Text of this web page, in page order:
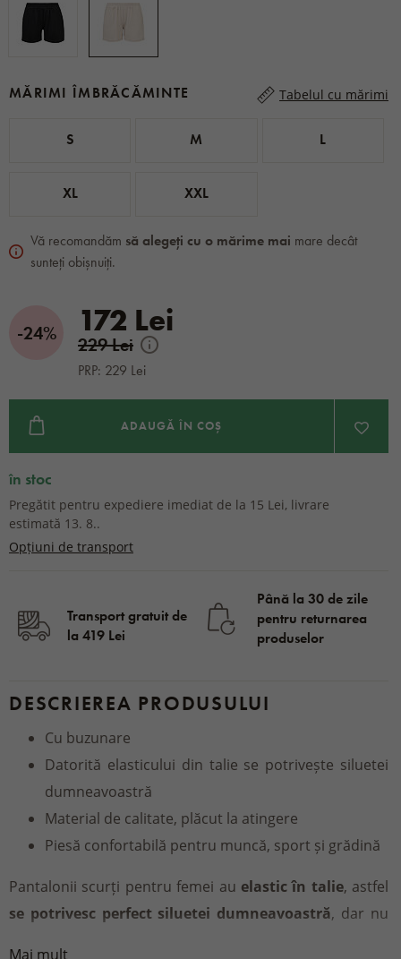
MĂRIMI ÎMBRĂCĂMINTE Tabelul cu mărimi
S M L
XL XXL
Vă recomandăm să alegeți cu o mărime mai mare decât
sunteți obișnuiți.
-24% 172 Lei
229 Lei
PRP: 229 Lei
ADAUGĂ ÎN COȘ
în stoc
Pregătit pentru expediere imediat de la 15 Lei, livrare
estimată 13. 8..
Opțiuni de transport
Transport gratuit de
la 419 Lei
Până la 30 de zile
pentru returnarea
produselor
DESCRIEREA PRODUSULUI
Cu buzunare
Datorită elasticului din talie se potrivește siluetei
dumneavoastră
Material de calitate, plăcut la atingere
Piesă confortabilă pentru muncă, sport și grădină
Pantalonii scurți pentru femei au elastic în talie, astfel
se potrivesc perfect siluetei dumneavoastră, dar nu
Mai mult